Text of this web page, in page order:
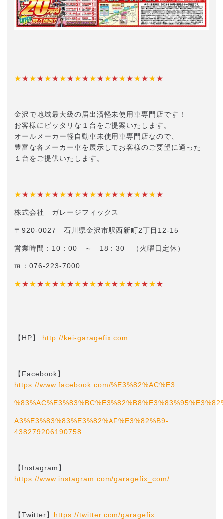
★★★★★★★★★★★★★★★★★★★★
金沢で地域最大級の届出済軽未使用車専門店です！
お客様にピッタリな１台をご提案いたします。
オールメーカー軽自動車未使用車専門店なので、
豊富な各メーカー車を展示してお客様のご要望に適った
１台をご提供いたします。
★★★★★★★★★★★★★★★★★★★★
株式会社 ガレージフィックス
〒920-0027 石川県金沢市駅西新町2丁目12-15
営業時間：10：00 ～ 18：30 （火曜日定休）
℡：076-223-7000
★★★★★★★★★★★★★★★★★★★★
【HP】 http://kei-garagefix.com​​
【Facebook】
https://www.facebook.com/%E3%82%AC%E3
A3%E3%83%83%E3%82%AF%E3%82%B9-
438279206190758
【Instagram】
https://www.instagram.com/garagefix_com/
【Twitter】 https://twitter.com/garagefix